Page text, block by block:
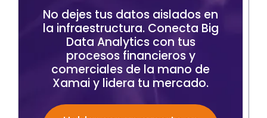
No dejes tus datos aislados en
la infraestructura. Conecta Big
Data Analytics con tus
procesos financieros y
comerciales de la mano de
Xamai y lidera tu mercado.